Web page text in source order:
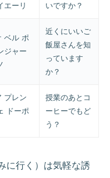
エーリ
いですか？
ベル ポ
ジャー
近くにいいご
飯屋さんを知
っています
か？
プレン
ドーポ
授業のあとコ
ーヒーでもど
う？
に行く）は気軽な誘